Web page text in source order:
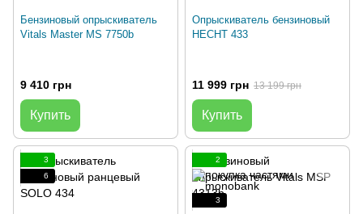
Бензиновый опрыскиватель
Vitals Master MS 7750b
9 410 грн
Купить
Опрыскиватель бензиновый
HECHT 433
11 999 грн 13 199 грн
Купить
3
6
2
3